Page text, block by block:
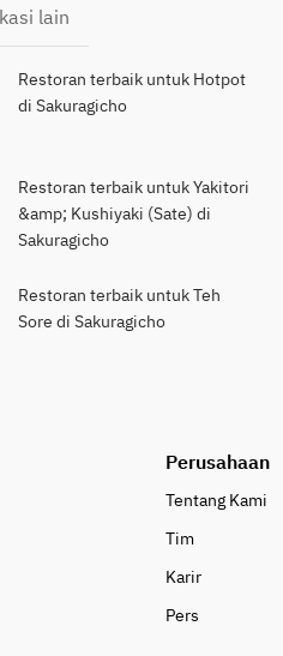
lain
Restoran terbaik untuk Hotpot
di Sakuragicho
Restoran terbaik untuk Yakitori
&amp; Kushiyaki (Sate) di
Sakuragicho
Restoran terbaik untuk Teh
Sore di Sakuragicho
Perusahaan
Tentang Kami
Tim
Karir
Pers